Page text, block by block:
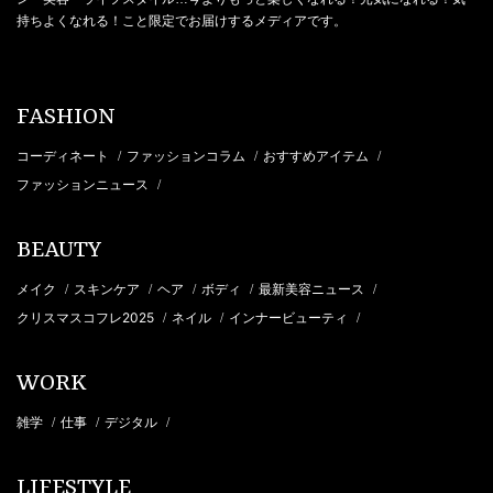
持ちよくなれる！こと限定でお届けするメディアです。
FASHION
コーディネート / ファッションコラム / おすすめアイテム /
ファッションニュース /
BEAUTY
メイク / スキンケア / ヘア / ボディ / 最新美容ニュース /
クリスマスコフレ2025 / ネイル / インナービューティ /
WORK
雑学 / 仕事 / デジタル /